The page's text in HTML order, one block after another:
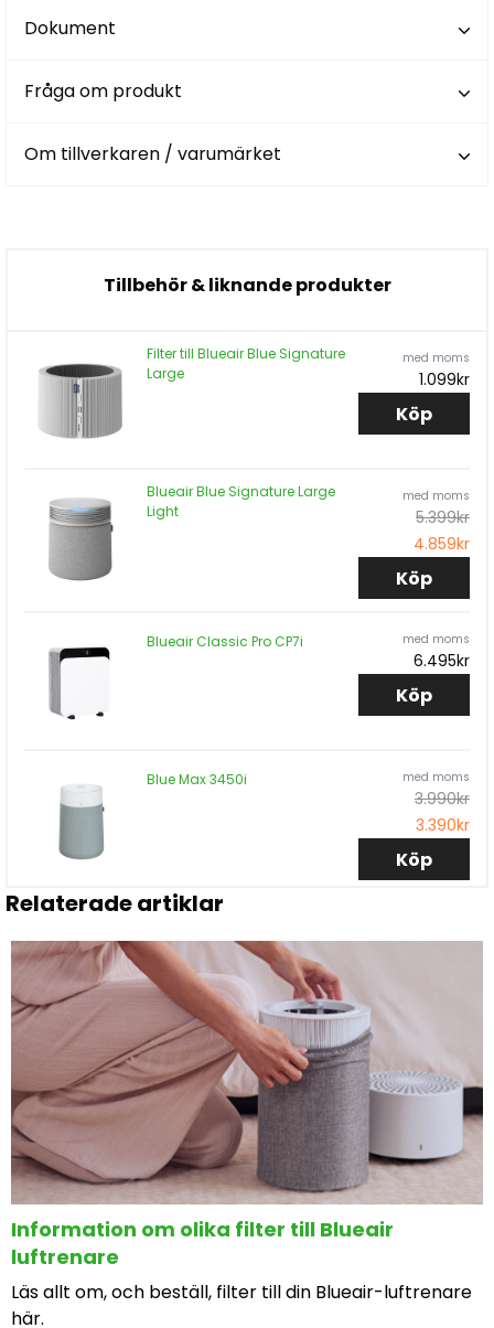
Dokument
Fråga om produkt
Om tillverkaren / varumärket
Tillbehör & liknande produkter
Filter till Blueair Blue Signature
Large
med moms
1.099kr
Köp
Blueair Blue Signature Large
Light
med moms
5.399kr
4.859kr
Köp
Blueair Classic Pro CP7i med moms
6.495kr
Köp
Blue Max 3450i med moms
3.990kr
3.390kr
Köp
Relaterade artiklar
Information om olika filter till Blueair
luftrenare
Läs allt om, och beställ, filter till din Blueair-luftrenare
här.